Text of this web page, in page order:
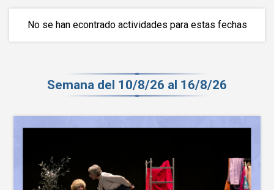
No se han econtrado actividades para estas fechas
Semana del 10/8/26 al 16/8/26